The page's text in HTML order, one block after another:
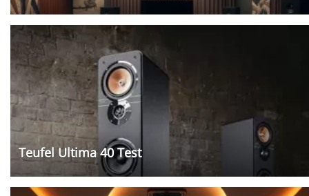
Teufel Ultima 40 Test